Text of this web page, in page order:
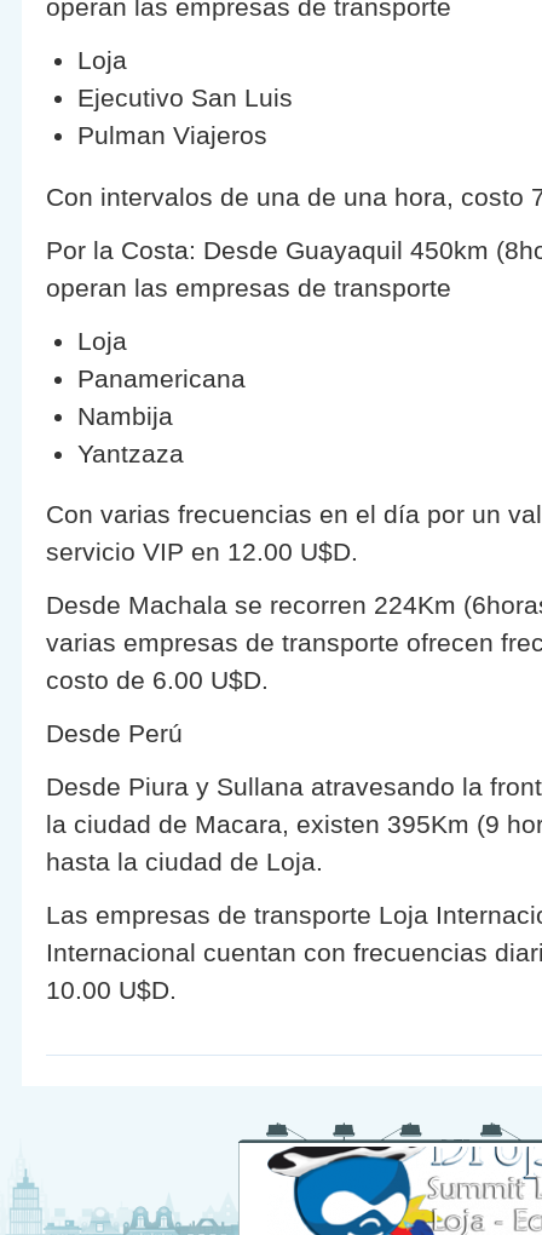
operan las empresas de transporte
Loja
Ejecutivo San Luis
Pulman Viajeros
Con intervalos de una de una hora, costo
Por la Costa: Desde Guayaquil 450km
operan las empresas de transporte
Loja
Panamericana
Nambija
Yantzaza
Con varias frecuencias en el día por un
servicio VIP en 12.00 U$D.
Desde Machala se recorren 224Km
varias empresas de transporte ofrecen
costo de 6.00 U$D.
Desde Perú
Desde Piura y Sullana atravesando la
la ciudad de Macara, existen 395Km (9
hasta la ciudad de Loja.
Las empresas de transporte Loja
Internacional cuentan con frecuencias
10.00 U$D.